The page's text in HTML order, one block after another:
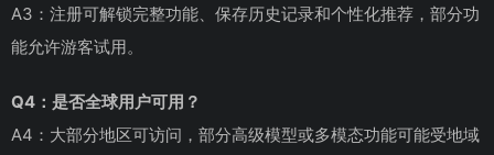
A3：注册可解锁完整功能、保存历史记录和个性化推荐，部分功
能允许游客试用。
Q4：是否全球用户可用？
A4：大部分地区可访问，部分高级模型或多模态功能可能受地域